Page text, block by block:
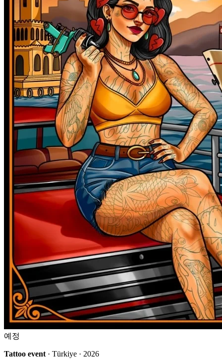
예정
Tattoo event · Türkiye · 2026